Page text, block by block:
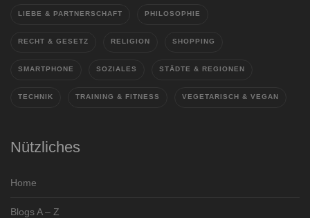
LIEBE & PARTNERSCHAFT PHILOSOPHIE
RECHT & GESETZ RELIGION SHOPPING
SMARTPHONE SOZIALES STÄDTE & REGIONEN
TECHNIK TRAINING & FITNESS VEGETARISCH & VEGAN
Nützliches
Home
Blogs A – Z